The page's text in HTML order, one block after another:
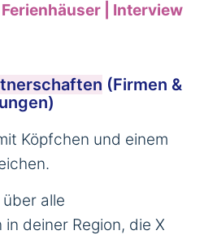
| Interview
(Firmen &
Köpfchen und einem
alle
deiner Region, die X